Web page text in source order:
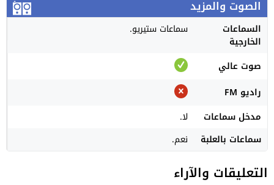
الصوت والمزيد
السماعات
الخارجية
سماعات ستيريو.
صوت عالي
راديو FM
مدخل سماعات
لا.
سماعات بالعلبة
نعم.
التعليقات والآراء